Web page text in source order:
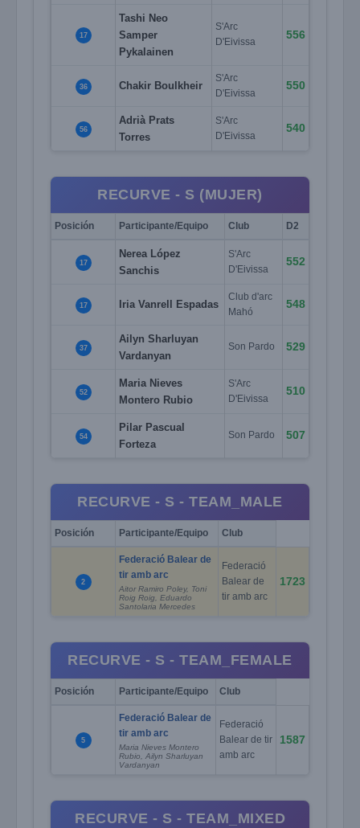
17
Tashi Neo
Samper
Pykalainen
S'Arc
D'Eivissa
556
36 Chakir Boulkheir
S'Arc
D'Eivissa
550
56
Adrià Prats
Torres
S'Arc
D'Eivissa
540
RECURVE - S (MUJER)
Posición Participante/Equipo Club D2
17
Nerea López
Sanchis
S'Arc
D'Eivissa
552
17 Iria Vanrell Espadas
Club d'arc
Mahó
548
37
Ailyn Sharluyan
Vardanyan
Son Pardo 529
52
Maria Nieves
Montero Rubio
S'Arc
D'Eivissa
510
54
Pilar Pascual
Forteza
Son Pardo 507
RECURVE - S - TEAM_MALE
Posición Participante/Equipo Club
2
Federació Balear de
tir amb arc
Aitor Ramiro Poley, Toni
Roig Roig, Eduardo
Santolaria Mercedes
Federació
Balear de
tir amb arc
1723
RECURVE - S - TEAM_FEMALE
Posición Participante/Equipo Club
5
Federació Balear de
tir amb arc
Maria Nieves Montero
Rubio, Ailyn Sharluyan
Vardanyan
Federació
Balear de tir
amb arc
1587
RECURVE - S - TEAM_MIXED